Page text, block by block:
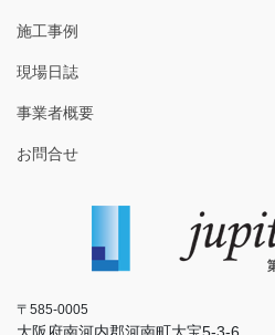
施工事例
現場日誌
事業者概要
お問合せ
〒585-0005
大阪府南河内郡河南町大宝5-3-6